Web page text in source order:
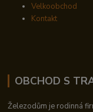
Velkoobchod
Kontakt
OBCHOD S
Železodům je rodinná